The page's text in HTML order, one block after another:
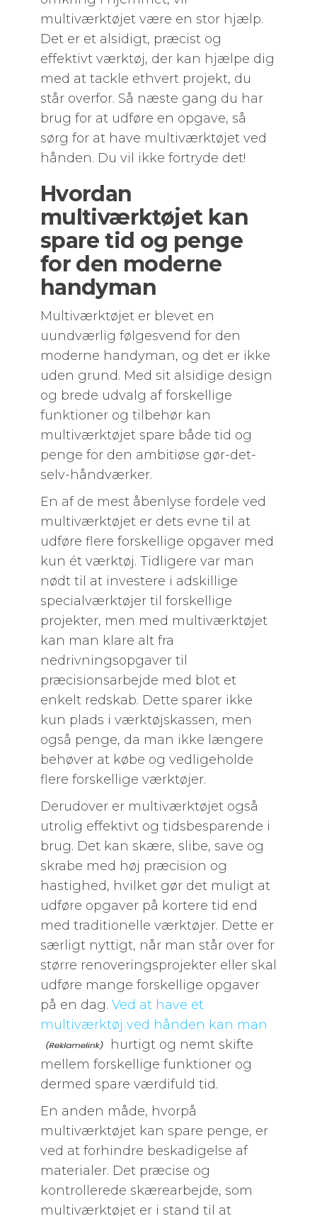
multiværktøjet være en stor hjælp.
Det er et alsidigt, præcist og
effektivt værktøj, der kan hjælpe dig
med at tackle ethvert projekt, du
står overfor. Så næste gang du har
brug for at udføre en opgave, så
sørg for at have multiværktøjet ved
hånden. Du vil ikke fortryde det!
Hvordan
multiværktøjet kan
spare tid og penge
for den moderne
handyman
Multiværktøjet er blevet en
uundværlig følgesvend for den
moderne handyman, og det er ikke
uden grund. Med sit alsidige design
og brede udvalg af forskellige
funktioner og tilbehør kan
multiværktøjet spare både tid og
penge for den ambitiøse gør-det-
selv-håndværker.
En af de mest åbenlyse fordele ved
multiværktøjet er dets evne til at
udføre flere forskellige opgaver med
kun ét værktøj. Tidligere var man
nødt til at investere i adskillige
specialværktøjer til forskellige
projekter, men med multiværktøjet
kan man klare alt fra
nedrivningsopgaver til
præcisionsarbejde med blot et
enkelt redskab. Dette sparer ikke
kun plads i værktøjskassen, men
også penge, da man ikke længere
behøver at købe og vedligeholde
flere forskellige værktøjer.
Derudover er multiværktøjet også
utrolig effektivt og tidsbesparende i
brug. Det kan skære, slibe, save og
skrabe med høj præcision og
hastighed, hvilket gør det muligt at
udføre opgaver på kortere tid end
med traditionelle værktøjer. Dette er
særligt nyttigt, når man står over for
større renoveringsprojekter eller skal
udføre mange forskellige opgaver
på en dag. Ved at have et
multiværktøj ved hånden kan man
hurtigt og nemt skifte
mellem forskellige funktioner og
dermed spare værdifuld tid.
En anden måde, hvorpå
multiværktøjet kan spare penge, er
ved at forhindre beskadigelse af
materialer. Det præcise og
kontrollerede skærearbejde, som
multiværktøjet er i stand til at